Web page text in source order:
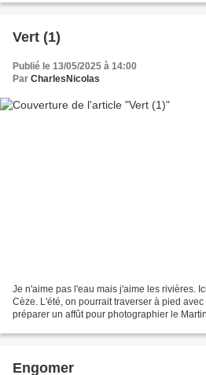
Vert (1)
Publié le 13/05/2025 à 14:00
Par CharlesNicolas
Je n'aime pas l'eau mais j'aime les rivières.
Cèze. L'été, on pourrait traverser à pied
préparer un affût pour photographier le
Engomer